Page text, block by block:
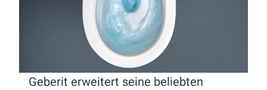
Geberit erweitert seine beliebten